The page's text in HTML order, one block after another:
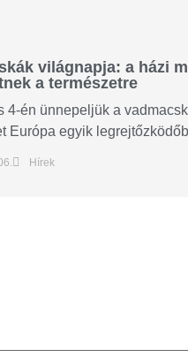
világnapja: a házi
a természetre
4-én ünnepeljük a
Európa egyik
Hírek